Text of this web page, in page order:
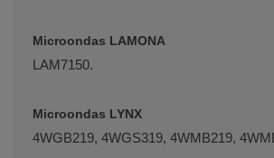
Microondas LAMONA
LAM7150.
Microondas LYNX
4WGB219, 4WGS319, 4WMB219,